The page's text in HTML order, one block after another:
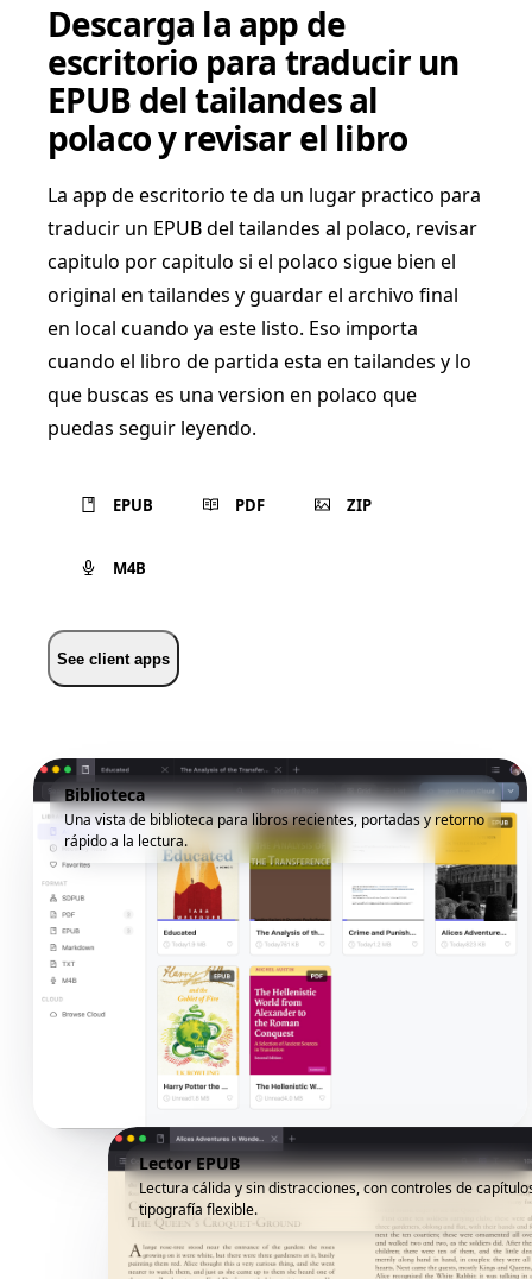
Descarga la app de
escritorio para traducir un
EPUB del tailandes al
polaco y revisar el libro
La app de escritorio te da un lugar practico para
traducir un EPUB del tailandes al polaco, revisar
capitulo por capitulo si el polaco sigue bien el
original en tailandes y guardar el archivo final
en local cuando ya este listo. Eso importa
cuando el libro de partida esta en tailandes y lo
que buscas es una version en polaco que
puedas seguir leyendo.
EPUB PDF ZIP
M4B
See client apps
Biblioteca
Una vista de biblioteca para libros recientes, portadas y retorno
rápido a la lectura.
Lector EPUB
Lectura cálida y sin distracciones, con controles de
tipografía flexible.